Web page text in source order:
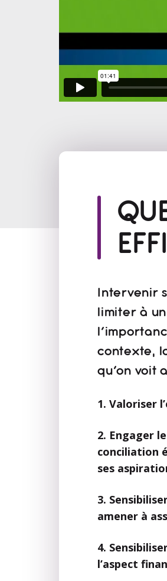
Intervenir
limiter à
contexte,
qu’on voit
1. Valoriser
2. Engager
conciliation
ses
3.
amener à
4.
l’aspect